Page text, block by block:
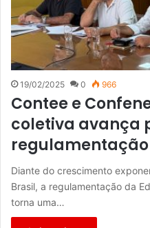
19/02/2025 0 966
Contee e
coletiva avança
regulamentação
Diante do crescimento
Brasil, a regulamentação da
torna uma…